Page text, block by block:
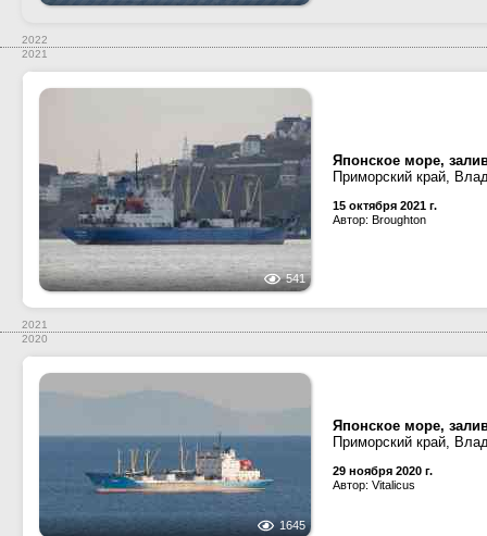
2022
2021
541
Японское море,
Приморский край,
15 октября 2021 г.
Автор: Broughton
2021
2020
1645
Японское море,
Приморский край,
29 ноября 2020 г.
Автор: Vitalicus